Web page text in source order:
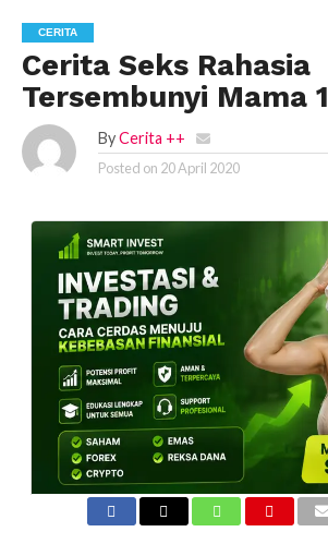
CERITA
Cerita Seks Rahasia
Tersembunyi Mama 1
By Cerita ++
Posted on 20 April 2020